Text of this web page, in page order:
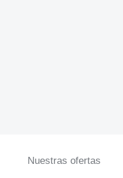
Nuestras ofertas